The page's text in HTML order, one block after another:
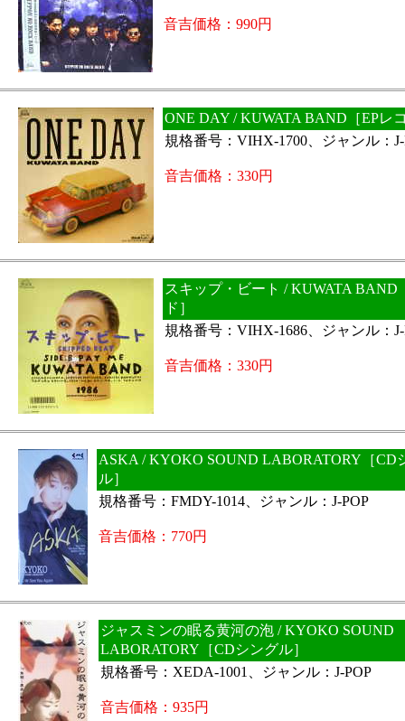
音吉価格：990円
ONE DAY / KUWATA BAND［EPレ
規格番号：VIHX-1700、ジャンル：J-
音吉価格：330円
スキップ・ビート / KUWATA BAND
ド］
規格番号：VIHX-1686、ジャンル：J-
音吉価格：330円
ASKA / KYOKO SOUND LABORATORY［CD
ル］
規格番号：FMDY-1014、ジャンル：J-POP
音吉価格：770円
ジャスミンの眠る黄河の泡 / KYOKO SOUND
LABORATORY［CDシングル］
規格番号：XEDA-1001、ジャンル：J-POP
音吉価格：935円